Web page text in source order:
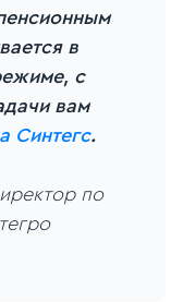
в
с
вам
Синтегс.
по